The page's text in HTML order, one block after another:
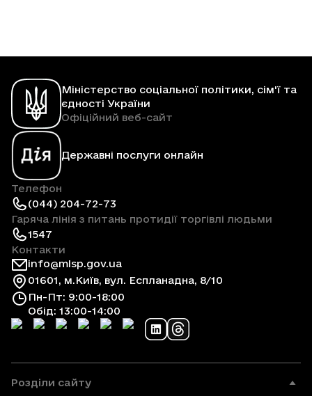
Міністерство соціальної політики, сім'ї та
єдності України
Офіційний веб-сайт
Державні послуги онлайн
Телефон
(044) 204-72-73
Гаряча лінія з питань протидії торгівлі людьми
1547
Контакти
info@mlsp.gov.ua
01601, м.Київ, вул. Еспланадна, 8/10
Пн-Пт: 9:00-18:00
Обід: 13:00-14:00
Розділи сайту